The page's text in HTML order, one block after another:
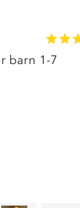
barn 1-7